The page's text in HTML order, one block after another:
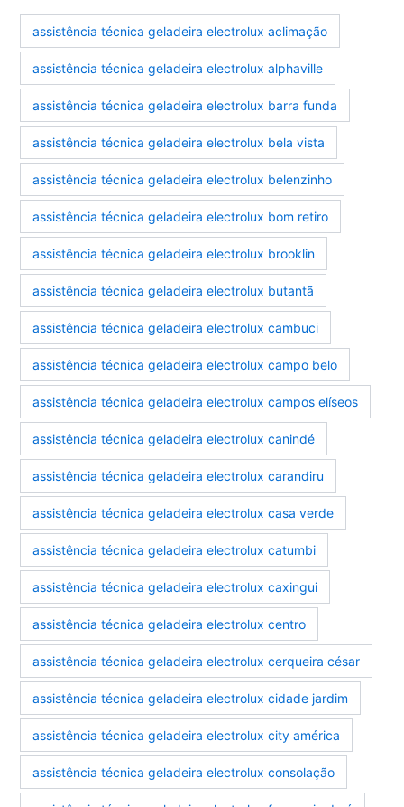
assistência técnica geladeira electrolux aclimação
assistência técnica geladeira electrolux alphaville
assistência técnica geladeira electrolux barra funda
assistência técnica geladeira electrolux bela vista
assistência técnica geladeira electrolux belenzinho
assistência técnica geladeira electrolux bom retiro
assistência técnica geladeira electrolux brooklin
assistência técnica geladeira electrolux butantã
assistência técnica geladeira electrolux cambuci
assistência técnica geladeira electrolux campo belo
assistência técnica geladeira electrolux campos elíseos
assistência técnica geladeira electrolux canindé
assistência técnica geladeira electrolux carandiru
assistência técnica geladeira electrolux casa verde
assistência técnica geladeira electrolux catumbi
assistência técnica geladeira electrolux caxingui
assistência técnica geladeira electrolux centro
assistência técnica geladeira electrolux cerqueira césar
assistência técnica geladeira electrolux cidade jardim
assistência técnica geladeira electrolux city américa
assistência técnica geladeira electrolux consolação